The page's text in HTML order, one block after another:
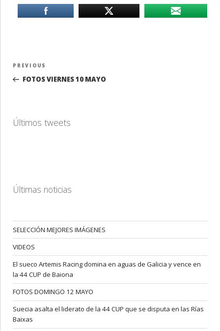
Navegación
entradas
Previous
Post
PREVIOUS
FOTOS VIERNES 10 MAYO
Últimos tweets
Últimas noticias
SELECCIÓN MEJORES IMÁGENES
VIDEOS
El sueco Artemis Racing domina en aguas de Galicia y vence en
la 44 CUP de Baiona
FOTOS DOMINGO 12 MAYO
Suecia asalta el liderato de la 44 CUP que se disputa en las Rías
Baixas